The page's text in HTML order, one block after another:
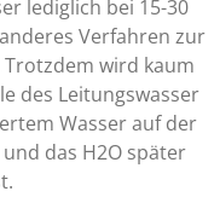
lediglich bei 15-30
Verfahren zur
wird kaum
des Leitungswasser
Wasser auf der
das H2O später